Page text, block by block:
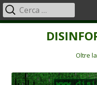
Oltre
Menu
principale
Ricerca
per: